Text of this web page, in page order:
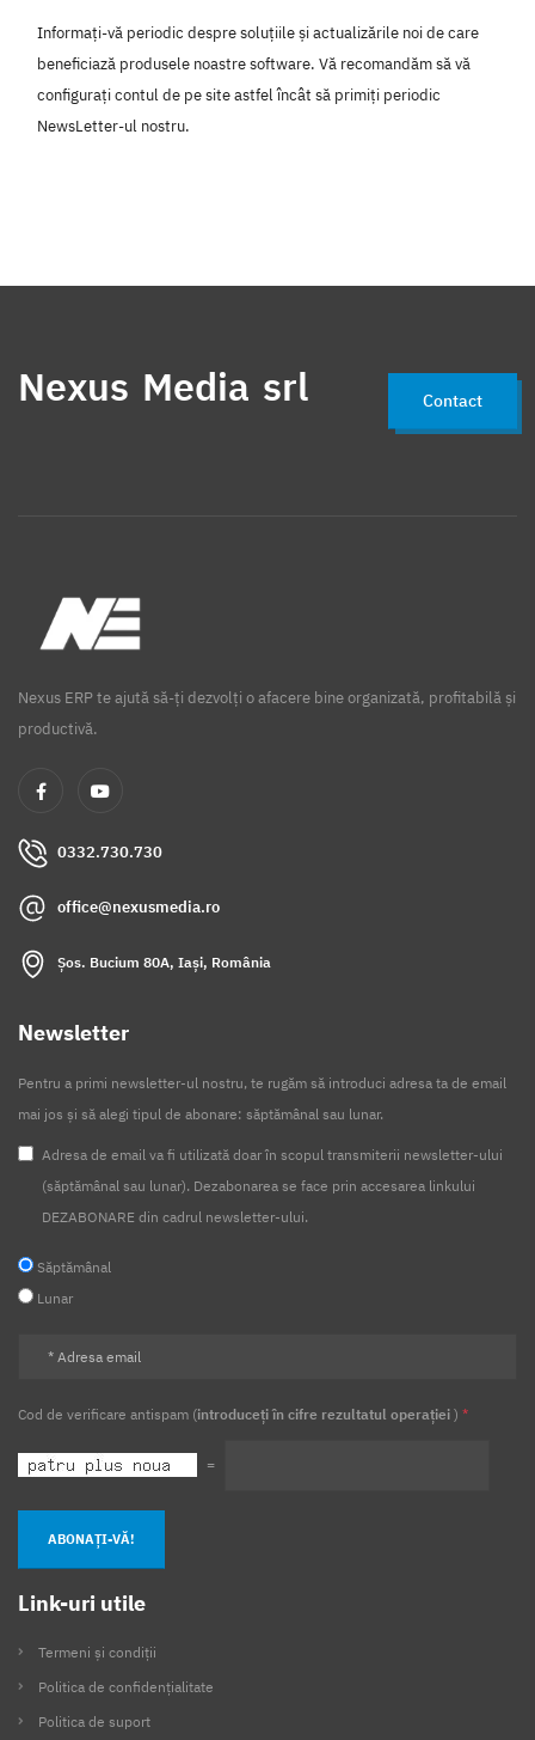
Informați-vă periodic despre soluțiile și actualizările noi de care
beneficiază produsele noastre software. Vă recomandăm să vă
configurați contul de pe site astfel încât să primiți periodic
NewsLetter-ul nostru.
Nexus Media srl Contact
Nexus ERP te ajută să-ți dezvolți o afacere bine organizată, profitabilă și
productivă.
0332.730.730
office@nexusmedia.ro
Șos. Bucium 80A, Iași, România
Newsletter
Pentru a primi newsletter-ul nostru, te rugăm să introduci adresa ta de email
mai jos și să alegi tipul de abonare: săptămânal sau lunar.
Adresa de email va fi utilizată doar în scopul transmiterii newsletter-ului
(săptămânal sau lunar). Dezabonarea se face prin accesarea linkului
DEZABONARE din cadrul newsletter-ului.
Săptămânal
Lunar
Cod de verificare antispam (introduceți în cifre rezultatul operației ) *
=
ABONAȚI-VĂ!
Link-uri utile
Termeni și condiții
Politica de confidențialitate
Politica de suport